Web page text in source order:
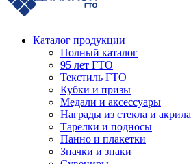
Каталог продукции
Полный каталог
95 лет ГТО
Текстиль ГТО
Кубки и призы
Медали и аксессуары
Награды из стекла и акрила
Тарелки и подносы
Панно и плакетки
Значки и знаки